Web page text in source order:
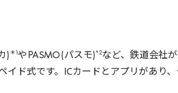
) ＊ や PASMO(パスモ)*2など、鉄道会社
イド式です。
ICカードとアプリがあり、